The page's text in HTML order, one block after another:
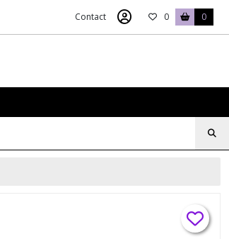
Contact 0 0